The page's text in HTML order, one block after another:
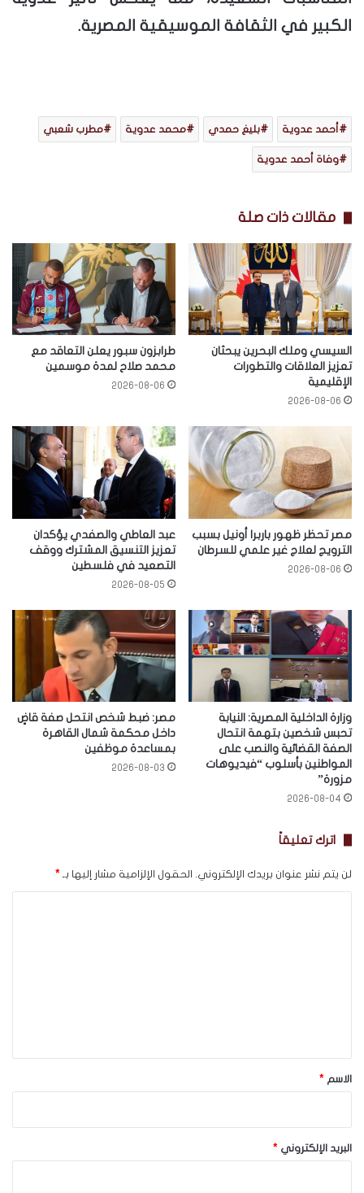
الكبير في الثقافة الموسيقية المصرية.
أحمد عدوية بليغ حمدي محمد عدوية مطرب شعبي
وفاة أحمد عدوية
مقالات ذات صلة
السيسي وملك البحرين يبحثان
تعزيز العلاقات والتطورات
الإقليمية
2026-08-06
طرابزون سبور يعلن التعاقد مع
محمد صلاح لمدة موسمين
2026-08-06
مصر تحظر ظهور باربرا أونيل بسبب
الترويج لعلاج غير علمي للسرطان
2026-08-06
عبد العاطي والصفدي يؤكدان
تعزيز التنسيق المشترك ووقف
التصعيد في فلسطين
2026-08-05
وزارة الداخلية المصرية: النيابة
تحبس شخصين بتهمة انتحال
الصفة القضائية والنصب على
المواطنين بأسلوب “فيديوهات
مزورة”
2026-08-04
مصر: ضبط شخص انتحل صفة قاضٍ
داخل محكمة شمال القاهرة
بمساعدة موظفين
2026-08-03
اترك تعليقاً
لن يتم نشر عنوان بريدك الإلكتروني. الحقول الإلزامية مشار إليها بـ *
*الاسم *
البريد الإلكتروني *